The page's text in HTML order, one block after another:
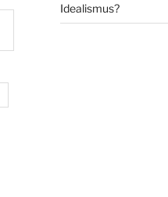
Idealismus?